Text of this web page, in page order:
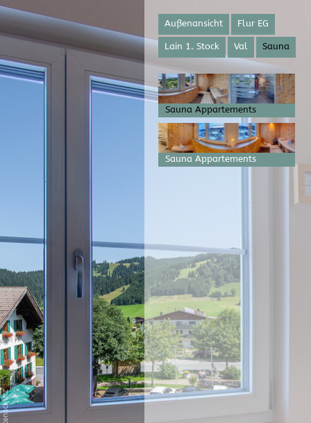
Außenansicht Flur EG
Lain 1. Stock Val Sauna
Sauna Appartements
Sauna Appartements
Datenschutz